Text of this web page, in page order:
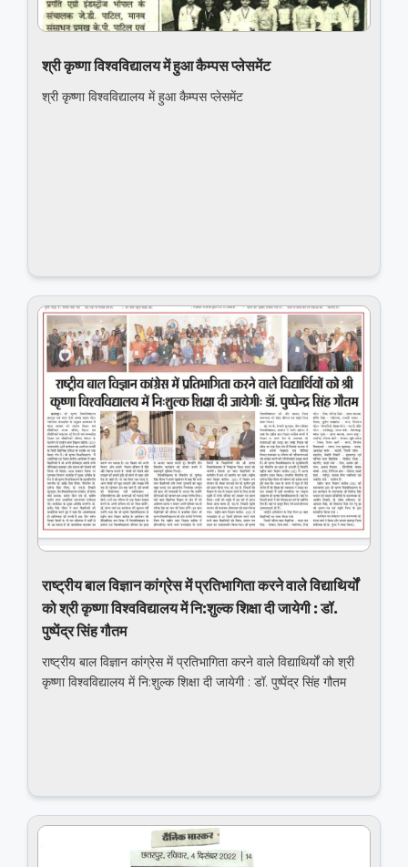
श्री कृष्‍णा विश्‍वविद्यालय में हुआ कैम्पस प्लेसमेंट
श्री कृष्‍णा विश्‍वविद्यालय में हुआ कैम्पस प्लेसमेंट
राष्‍ट्रीय बाल विज्ञान कांग्रेस में प्रतिभागिता करने वाले विद्याथिर्यों
को श्री कृष्‍णा विश्‍वविद्यालय में नि:शुल्‍क शिक्षा दी जायेगी : डॉ.
पुष्‍पेंद्र सिंह गौतम
राष्‍ट्रीय बाल विज्ञान कांग्रेस में प्रतिभागिता करने वाले विद्याथिर्यों को श्री
कृष्‍णा विश्‍वविद्यालय में नि:शुल्‍क शिक्षा दी जायेगी : डॉ. पुष्‍पेंद्र सिंह गौतम